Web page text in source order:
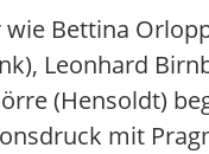
wie Bettina
Leonhard
(Hensoldt)
mit